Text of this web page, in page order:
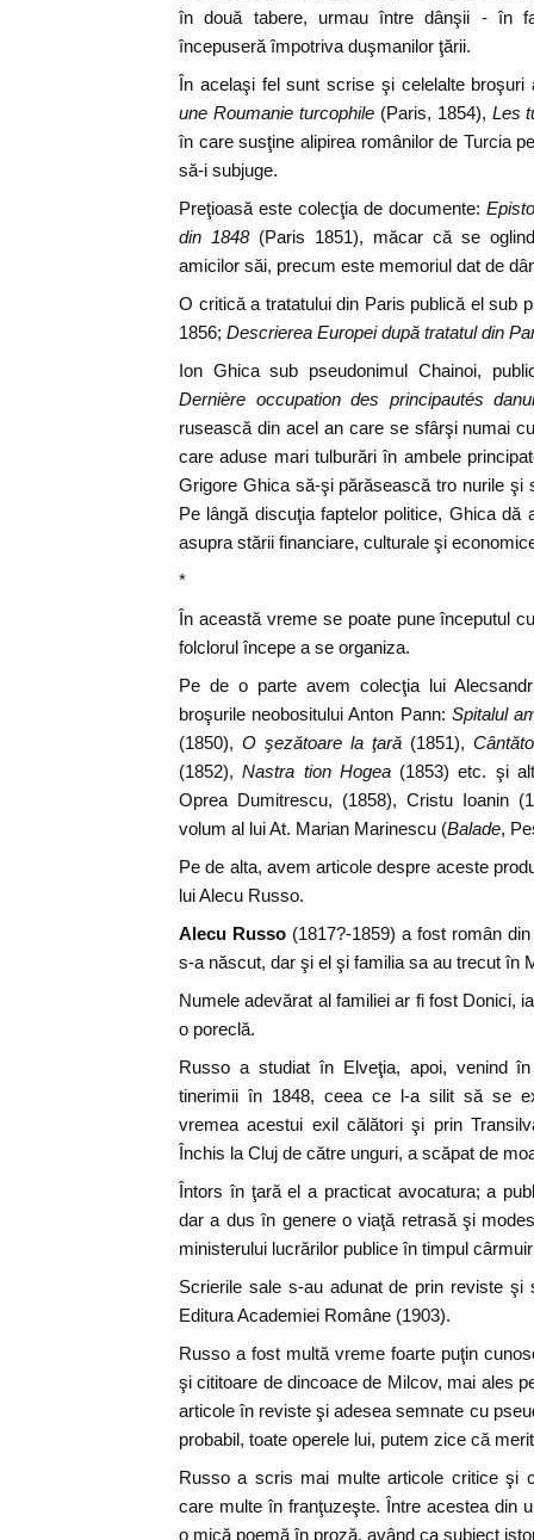
în două tabere, urmau între dânşii - în
începuseră împotriva duşmanilor ţării.
În acelaşi fel sunt scrise şi celelalte
une Roumanie turcophile(Paris, 1854), Les
în care susţine alipirea românilor de Turcia
să-i subjuge.
Preţioasă este colecţia de documente:
din 1848(Paris 1851), măcar că se
amicilor săi, precum este memoriul dat de
O critică a tratatului din Paris publică el sub
1856; Descrierea Europei după tratatul din
Ion Ghica sub pseudonimul Chainoi,
Dernière occupation des principautés
rusească din acel an care se sfârşi numai
care aduse mari tulburări în ambele
Grigore Ghica să-şi părăsească tro nurile şi
Pe lângă discuţia faptelor politice, Ghica dă
asupra stării financiare, culturale şi
*
În această vreme se poate pune începutul
folclorul începe a se organiza.
Pe de o parte avem colecţia lui
broşurile neobositului Anton Pann: Spitalul
(1850), O şezătoare la ţară (1851),
(1852),Nastra tion Hogea(1853) etc. şi
Oprea Dumitrescu, (1858), Cristu Ioanin
volum al lui At. Marian Marinescu (Balade,
Pe de alta, avem articole despre aceste
lui Alecu Russo.
Alecu Russo (1817?-1859) a fost român
s-a născut, dar şi el şi familia sa au trecut în
Numele adevărat al familiei ar fi fost Donici,
o poreclă.
Russo a studiat în Elveţia, apoi, venind
tinerimii în 1848, ceea ce l-a silit să se
vremea acestui exil călători şi prin
Închis la Cluj de către unguri, a scăpat de
Întors în ţară el a practicat avocatura; a
dar a dus în genere o viaţă retrasă şi
ministerului lucrărilor publice în timpul
Scrierile sale s-au adunat de prin reviste
Editura Academiei Române (1903).
Russo a fost multă vreme foarte puţin
şi cititoare de dincoace de Milcov, mai ales
articole în reviste şi adesea semnate cu
probabil, toate operele lui, putem zice că
Russo a scris mai multe articole critice şi
care multe în franţuzeşte. Între acestea din
o mică poemă în proză, având ca subiect